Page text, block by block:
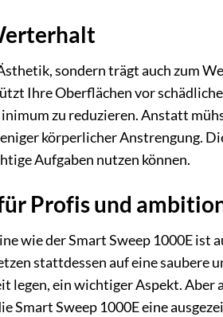
sondern trägt auch zum
Ihre Oberflächen vor
zu reduzieren. Anstatt
körperlicher Anstrengung.
Aufgaben nutzen können.
Profis und
wie der Smart Sweep 1000E ist
stattdessen auf eine saubere
legen, ein wichtiger Aspekt.
Smart Sweep 1000E eine